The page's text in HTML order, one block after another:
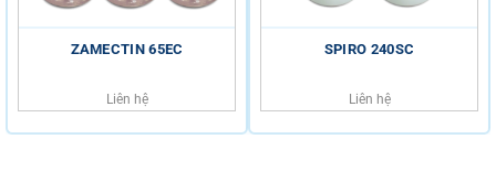
ZAMECTIN 65EC
Liên hệ
SPIRO 240SC
Liên hệ